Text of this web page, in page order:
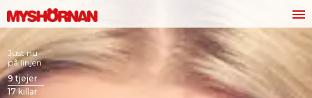
Just nu
på linjen
9 tjejer
17killar